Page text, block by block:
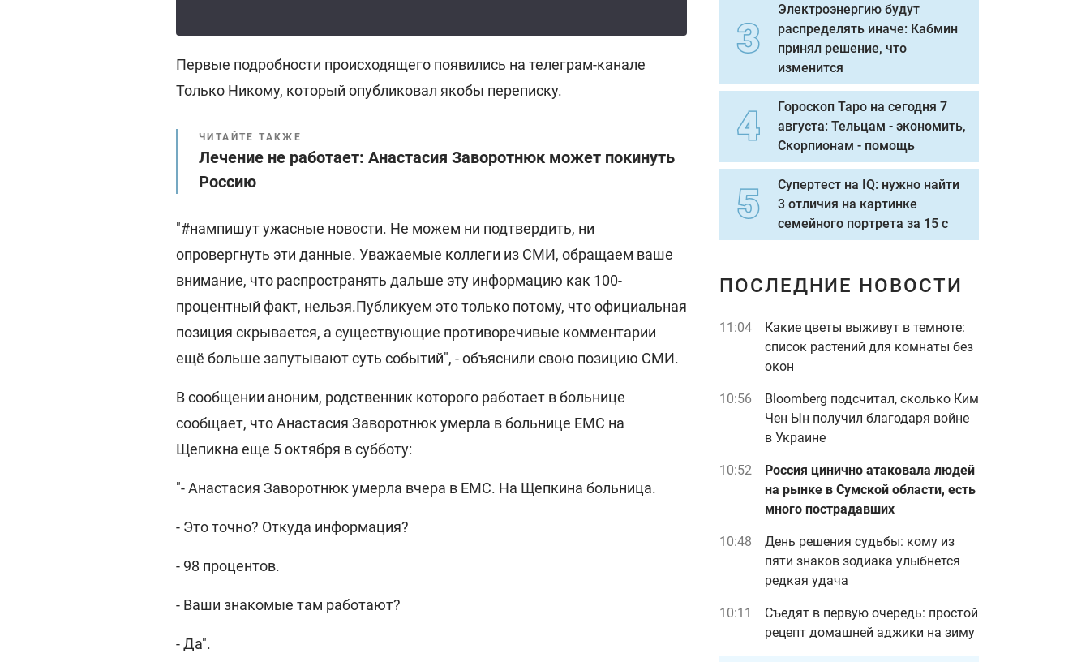
Первые подробности происходящего появились на телеграм-канале
Только Никому, который опубликовал якобы переписку.
ЧИТАЙТЕ ТАКЖЕ
Лечение не работает: Анастасия Заворотнюк может покинуть
Россию
"#нампишут ужасные новости. Не можем ни подтвердить, ни
опровергнуть эти данные. Уважаемые коллеги из СМИ, обращаем ваше
внимание, что распространять дальше эту информацию как 100-
процентный факт, нельзя.Публикуем это только потому, что официальная
позиция скрывается, а существующие противоречивые комментарии
ещё больше запутывают суть событий", - объяснили свою позицию СМИ.
В сообщении аноним, родственник которого работает в больнице
сообщает, что Анастасия Заворотнюк умерла в больнице ЕМС на
Щепикна еще 5 октября в субботу:
"- Анастасия Заворотнюк умерла вчера в ЕМС. На Щепкина больница.
- Это точно? Откуда информация?
- 98 процентов.
- Ваши знакомые там работают?
- Да".
Электроэнергию будут
распределять иначе: Кабмин
принял решение, что
изменится
Гороскоп Таро на сегодня 7
августа: Тельцам - экономить,
Скорпионам - помощь
Супертест на IQ: нужно найти
3 отличия на картинке
семейного портрета за 15 с
ПОСЛЕДНИЕ НОВОСТИ
11:04
Какие цветы выживут в темноте:
список растений для комнаты без
окон
10:56
Bloomberg подсчитал, сколько Ким
Чен Ын получил благодаря войне
в Украине
10:52
Россия цинично атаковала людей
на рынке в Сумской области, есть
много пострадавших
10:48
День решения судьбы: кому из
пяти знаков зодиака улыбнется
редкая удача
10:11
Съедят в первую очередь: простой
рецепт домашней аджики на зиму